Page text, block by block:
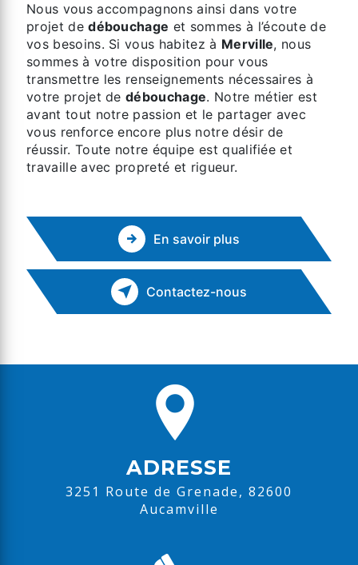
Nous vous accompagnons ainsi dans votre
projet dedébouchage et sommes à l’écoute de
vos besoins. Si vous habitez à Merville, nous
sommes à votre disposition pour vous
transmettre les renseignements nécessaires à
votre projet dedébouchage. Notre métier est
avant tout notre passion et le partager avec
vous renforce encore plus notre désir de
réussir. Toute notre équipe est qualifiée et
travaille avec propreté et rigueur.
En savoir plus
Contactez-nous
ADRESSE
3251 Route de Grenade, 82600
Aucamville